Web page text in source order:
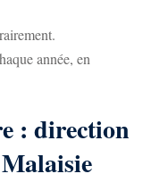
année, en
: direction